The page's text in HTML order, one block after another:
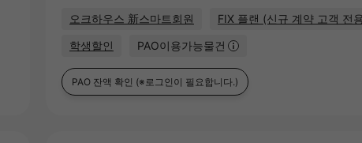
오크하우스 新스마트회원
FIX 플랜 (신규 계약 고객 전
학생할인
PAO이용가능물건
PAO 잔액 확인 (※로그인이 필요합니다.)